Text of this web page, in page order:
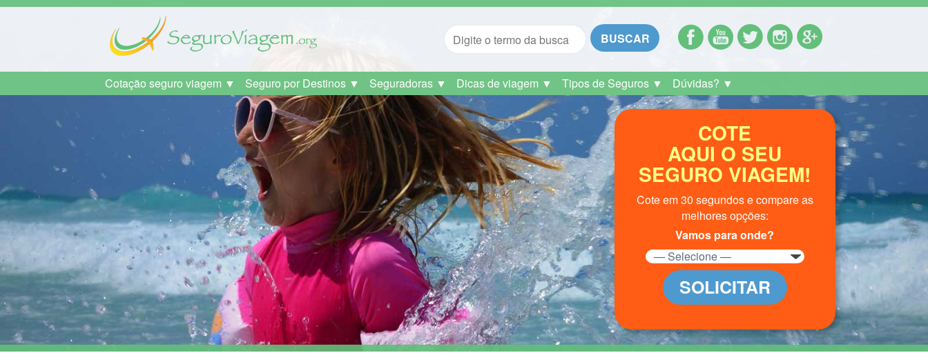
BUSCAR
Cotação seguro viagem ▼ Seguro por Destinos ▼ Seguradoras ▼ Dicas de viagem ▼ Tipos de Seguros ▼ Dúvidas? ▼
COTE
AQUI O SEU
SEGURO VIAGEM!
Cote em 30 segundos e compare as
melhores opções:
Vamos para onde?
SOLICITAR